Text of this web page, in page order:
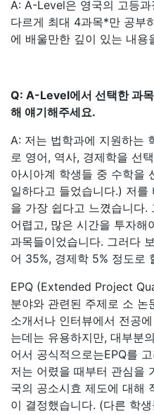
A: A-Level은 영국의 고등
다르게 최대 4과목*만 공부
에 배울만한 깊이 있는 내용
Q: A-Level에서 선택한 과
해 얘기해주세요.
A: 저는 법학과에 지원하는
로 영어, 역사, 경제학을 선
아시아계 학생들 중 수학을
일하다고 들었습니다.) 저
을 가장 쉽다고 느꼈습니다.
어렵고, 많은 시간을 투자해
과목들이었습니다. 그러다
어 35%, 경제학 5% 정도로
EPQ (Extended Project
분야와 관련된 주제로 소 논
소개서나 인터뷰에서 전공
는데는 유용하지만, 대부분
어서 공식적으로는EPQ를
저는 어렸을 때부터 관심을
국의 공소시효 제도에 대해
이 결정했습니다. (다른 학